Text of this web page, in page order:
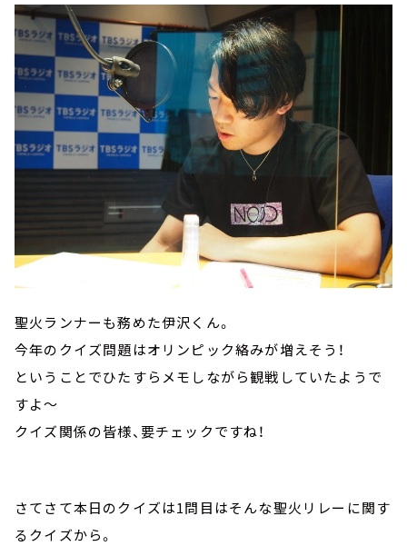
聖火ランナーも務めた伊沢くん。
今年のクイズ問題はオリンピック絡みが増えそう！
ということでひたすらメモしながら観戦していたようで
すよ～
クイズ関係の皆様、要チェックですね！
さてさて本日のクイズは1問目はそんな聖火リレーに関す
るクイズから。